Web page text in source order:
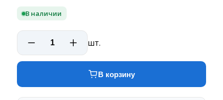
В наличии
шт.
В корзину